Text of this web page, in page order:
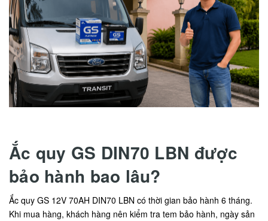
Ắc quy GS DIN70 LBN được
bảo hành bao lâu?
Ắc quy GS 12V 70AH DIN70 LBN có thời gian bảo hành 6 tháng.
Khi mua hàng, khách hàng nên kiểm tra tem bảo hành, ngày sản